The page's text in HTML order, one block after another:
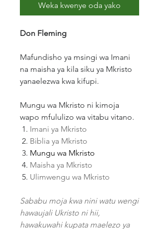
Weka kwenye oda yako
Don Fleming
Mafundisho ya msingi wa Imani
na maisha ya kila siku ya Mkristo
yanaelezwa kwa kifupi.
Mungu wa Mkristo ni kimoja
wapo mfululizo wa vitabu vitano.
Imani ya Mkristo
Biblia ya Mkristo
Mungu wa Mkristo
Maisha ya Mkristo
Ulimwengu wa Mkristo
Sababu moja kwa nini watu wengi
hawaujali Ukristo ni hii,
hawakuwahi kupata maelezo ya